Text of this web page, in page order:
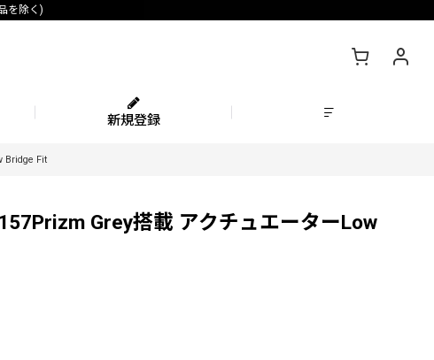
を除く)
新規登録
Bridge Fit
Grey搭載 アクチュエーターLow